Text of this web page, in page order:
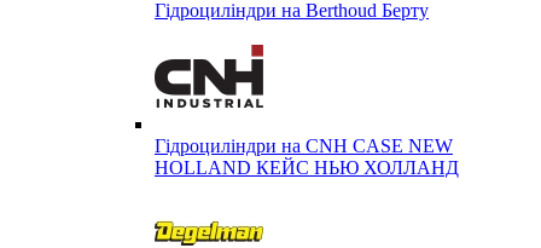
Гідроциліндри на Berthoud Берту
Гідроциліндри на CNH CASE NEW
HOLLAND КЕЙС НЬЮ ХОЛЛАНД